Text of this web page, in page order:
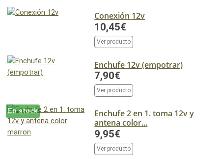
Conexión 12v
10,45€
Ver producto
Enchufe 12v (empotrar)
7,90€
Ver producto
En stock
Enchufe 2 en 1. toma 12v y
antena color...
9,95€
Ver producto